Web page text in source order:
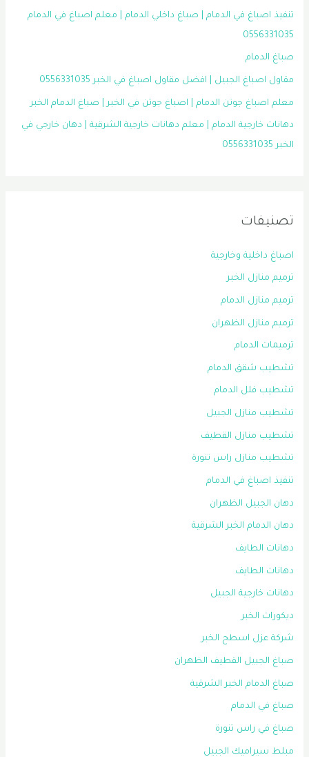
تنفيذ اصباغ في الدمام | صباغ داخلي الدمام | معلم اصباغ في الدمام
0556331035
صباغ الدمام
مقاول اصباغ الجبيل | افضل مقاول اصباغ في الخبر 0556331035
معلم اصباغ جوتن الدمام | اصباغ جوتن في الخبر | صباغ الدمام الخبر
دهانات خارجية الدمام | معلم دهانات خارجية الشرقية | دهان خارجي في
الخبر 0556331035
تصنيفات
اصباغ داخلية وخارجية
ترميم منازل الخبر
ترميم منازل الدمام
ترميم منازل الظهران
ترميمات الدمام
تشطيب شقق الدمام
تشطيب فلل الدمام
تشطيب منازل الجبيل
تشطيب منازل القطيف
تشطيب منازل راس تنورة
تنفيذ اصباغ في الدمام
دهان الجبيل الظهران
دهان الدمام الخبر الشرقية
دهانات الطايف
دهانات الطايف
دهانات خارجية الجبيل
ديكورات الخبر
شركة عزل اسطح الخبر
صباغ الجبيل القطيف الظهران
صباغ الدمام الخبر الشرقية
صباغ في الدمام
صباغ في راس تنورة
مبلط سيراميك الجبيل